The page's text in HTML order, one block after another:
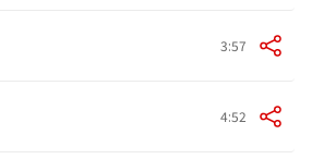
3:57
4:52